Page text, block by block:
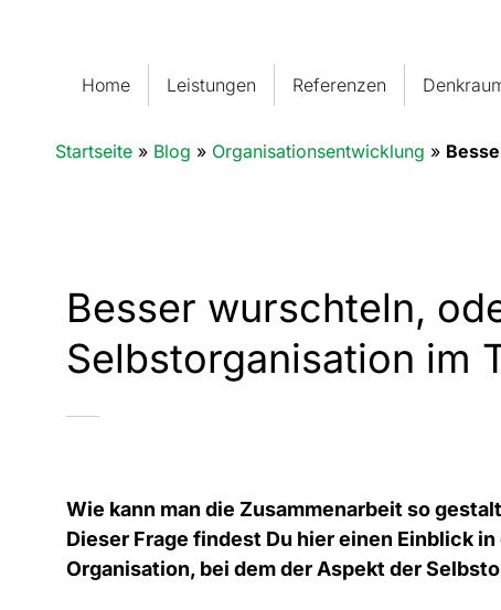
Home Leistungen Referenzen
Startseite » Blog » Organisationsentwicklung »
Besser wurschteln,
Selbstorganisation im
Wie kann man die Zusammenarbeit so
Dieser Frage findest Du hier einen Einblick
Organisation, bei dem der Aspekt der